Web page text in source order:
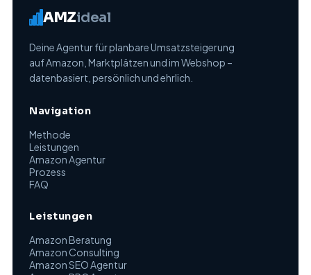
AMZideal
Deine Agentur für planbare Umsatzsteigerung
auf Amazon, Marktplätzen und im Webshop –
datenbasiert, persönlich und ehrlich.
Navigation
Methode
Leistungen
Amazon Agentur
Prozess
FAQ
Leistungen
Amazon Beratung
Amazon Consulting
Amazon SEO Agentur